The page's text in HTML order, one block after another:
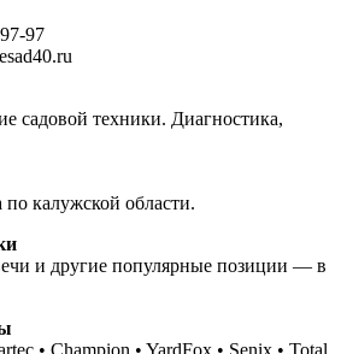
97
садовой техники. Диагностика,
по калужской области.
и другие популярные позиции — в
• Champion • YardFox • Senix • Total